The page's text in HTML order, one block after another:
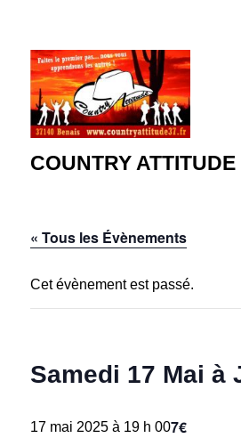
COUNTRY ATTITUDE
« Tous les Évènements
Cet évènement est passé.
Samedi 17 Mai à
17 mai 2025 à 19 h 007€